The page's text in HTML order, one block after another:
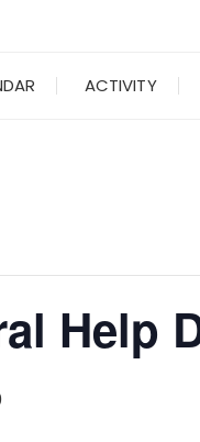
ACTIVITY
Help